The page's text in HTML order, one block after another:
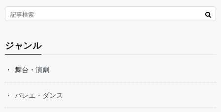
ジャンル
舞台・演劇
バレエ・ダンス